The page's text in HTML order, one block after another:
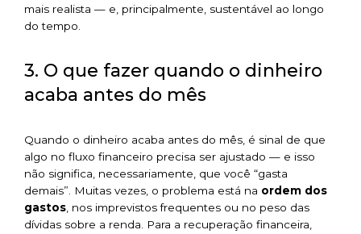
mais realista — e, principalmente, sustentável ao longo
do tempo.
3. O que fazer quando o dinheiro
acaba antes do mês
Quando o dinheiro acaba antes do mês, é sinal de que
algo no fluxo financeiro precisa ser ajustado — e isso
não significa, necessariamente, que você “gasta
demais”. Muitas vezes, o problema está na ordem dos
gastos , nos imprevistos frequentes ou no peso das
dívidas sobre a renda. Para a recuperação financeira,